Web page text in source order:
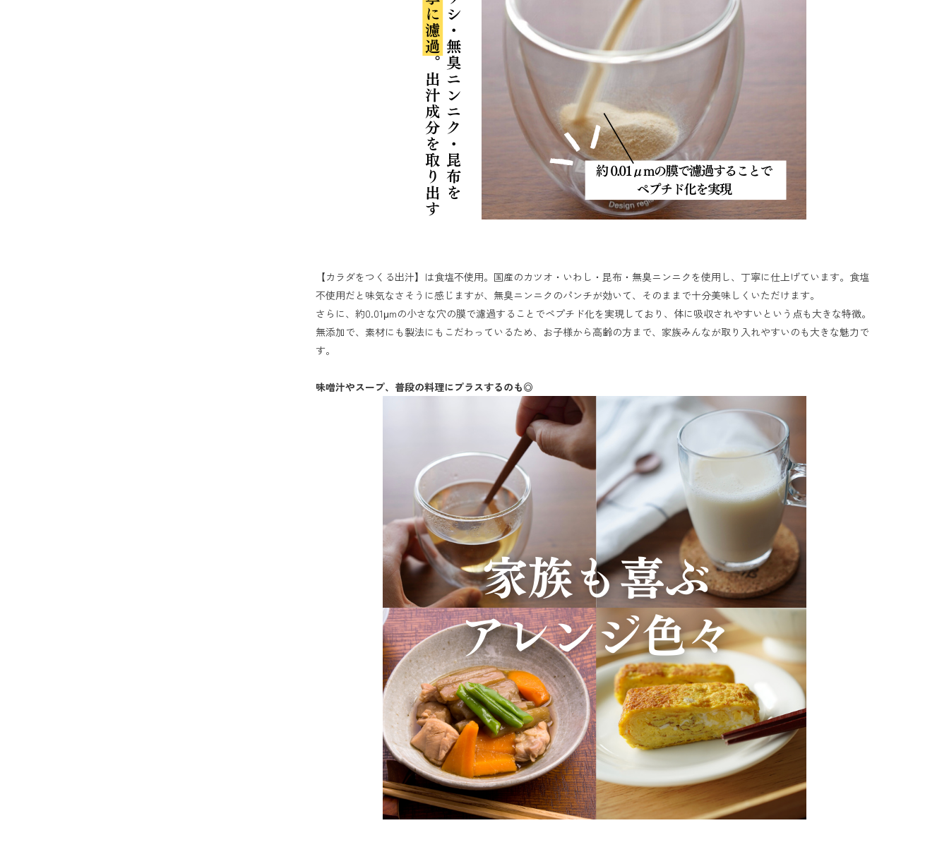
【カラダをつくる出汁】は食塩不使用。国産のカツオ・いわし・昆布・無臭ニンニクを使用し、丁寧に仕上げています。食塩
不使用だと味気なさそうに感じますが、無臭ニンニクのパンチが効いて、そのままで十分美味しくいただけます。
さらに、約0.01μmの小さな穴の膜で濾過することでペプチド化を実現しており、体に吸収されやすいという点も大きな特徴。
無添加で、素材にも製法にもこだわっているため、お子様から高齢の方まで、家族みんなが取り入れやすいのも大きな魅力で
す。
味噌汁やスープ、普段の料理にプラスするのも◎